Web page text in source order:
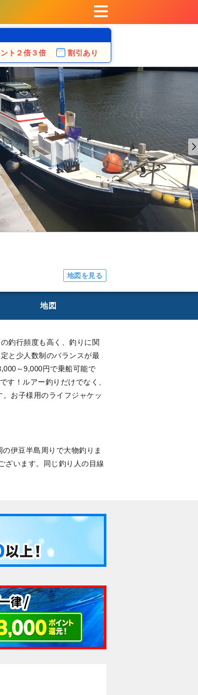
ト ２倍３倍 割引あり
地図を見る
地図
釣行頻度も高く、釣りに関
と少人数制のバランスが最
～9,000円で乗船可能で
す！ルアー釣りだけでなく、
お子様用のライフジャケッ
伊豆半島周りで大物釣りま
ざいます。同じ釣り人の目線